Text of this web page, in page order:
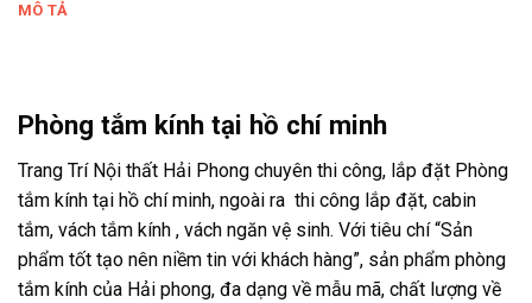
MÔ TẢ
Phòng tắm kính tại hồ chí minh
Trang Trí Nội thất Hải Phong chuyên thi công, lắp đặt Phòng
tắm kính tại hồ chí minh, ngoài ra thi công lắp đặt, cabin
tắm, vách tắm kính , vách ngăn vệ sinh. Với tiêu chí “Sản
phẩm tốt tạo nên niềm tin với khách hàng”, sản phẩm phòng
tắm kính của Hải phong, đa dạng về mẫu mã, chất lượng về